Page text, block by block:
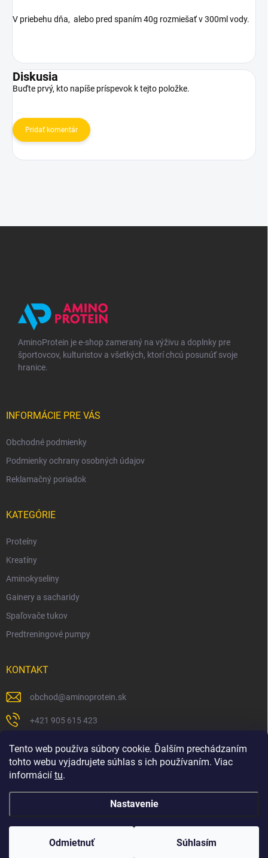
Tento web používa súbory cookie. Ďalším prechádzaním
tohto webu vyjadrujete súhlas s ich používaním. Viac
informácií tu.
Nastavenie
Odmietnuť Súhlasím
V priebehu dňa, alebo pred spaním 40g rozmiešať v 300ml vody.
Diskusia
Buďte prvý, kto napíše príspevok k tejto položke.
Pridať komentár
AminoProtein je e-shop zameraný na výživu a doplnky pre
športovcov, kulturistov a všetkých, ktorí chcú posunúť svoje
hranice.
INFORMÁCIE PRE VÁS
Obchodné podmienky
Podmienky ochrany osobných údajov
Reklamačný poriadok
KATEGÓRIE
Proteíny
Kreatíny
Aminokyseliny
Gainery a sacharidy
Spaľovače tukov
Predtreningové pumpy
KONTAKT
obchod@aminoprotein.sk
+421 905 615 423
https://www.facebook.com/peterbinarbodyshop/
Vytvoril Shoptet
Copyright 2026 . Všetky práva vyhradené.